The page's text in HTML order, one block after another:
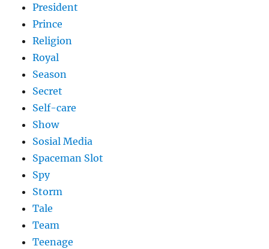
President
Prince
Religion
Royal
Season
Secret
Self-care
Show
Sosial Media
Spaceman Slot
Spy
Storm
Tale
Team
Teenage